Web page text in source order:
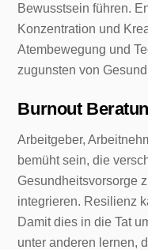
Bewusstsein führen.
Konzentration und
Atembewegung und
zugunsten von
Burnout
Arbeitgeber,
bemüht sein, die
Gesundheitsvorsorge
integrieren. Resilienz
Damit dies in die Tat
unter anderen lernen,